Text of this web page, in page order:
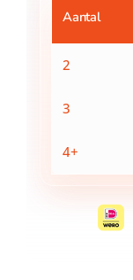
Aantal
2
3
4+